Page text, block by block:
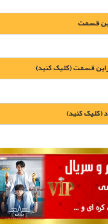
قسمت
این قسمت (کلیک کنید)
(کليک کنيد)
1900 تومان – خريد لينک دانلود (افزودن به سبد خريد)